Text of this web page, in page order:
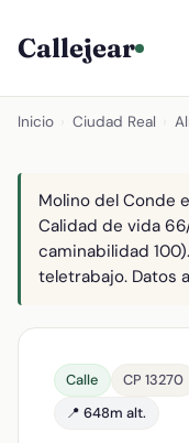
Callejear
Inicio Ciudad Real
Molino del Conde
Calidad de vida
caminabilidad
teletrabajo. Datos
Calle CP 13270
📍 648m alt.